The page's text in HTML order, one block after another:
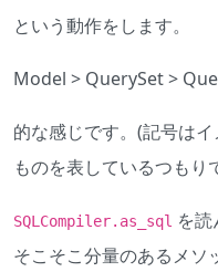
という動作をします。
Model > QuerySet >
的な感じです。(記号は
ものを表しているつも
SQLCompiler.as_sql を
そこそこ分量のあるメソ